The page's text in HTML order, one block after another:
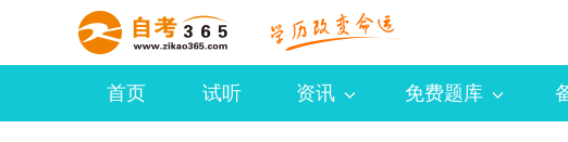
首页 试听 资讯 免费题库